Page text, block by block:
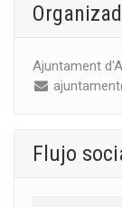
Ajuntament
Flujo